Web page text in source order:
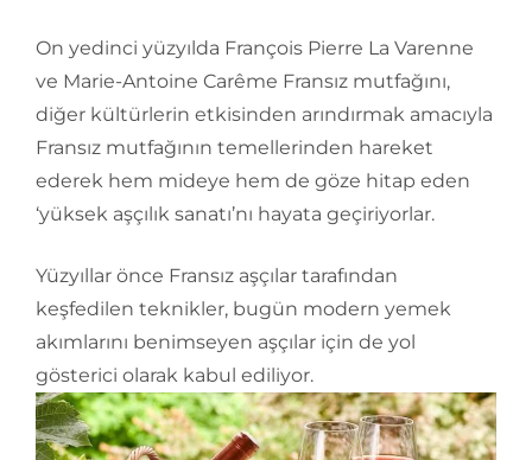
On yedinci yüzyılda François Pierre La Varenne
ve Marie-Antoine Carême Fransız mutfağını,
diğer kültürlerin etkisinden arındırmak amacıyla
Fransız mutfağının temellerinden hareket
ederek hem mideye hem de göze hitap eden
‘yüksek aşçılık sanatı’nı hayata geçiriyorlar.
Yüzyıllar önce Fransız aşçılar tarafından
keşfedilen teknikler, bugün modern yemek
akımlarını benimseyen aşçılar için de yol
gösterici olarak kabul ediliyor.